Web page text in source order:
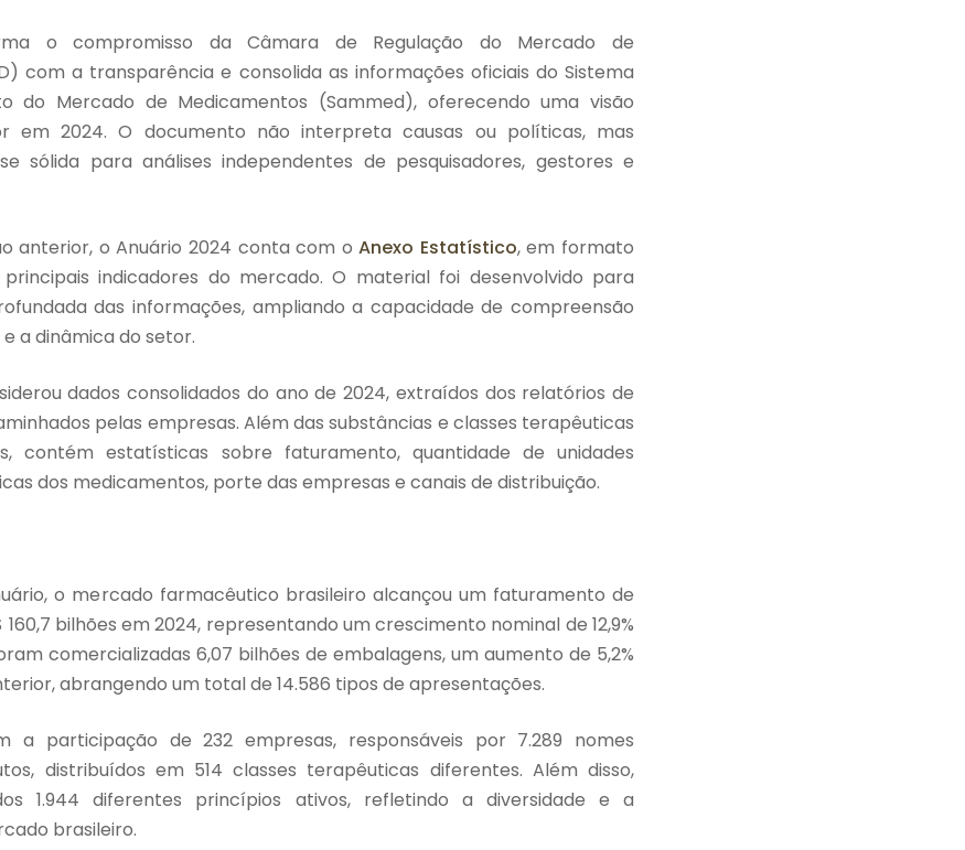
o compromisso da Câmara de Regulação do Mercado de
com a transparência e consolida as informações oficiais do Sistema
do Mercado de Medicamentos (Sammed), oferecendo uma visão
em 2024. O documento não interpreta causas ou políticas, mas
sólida para análises independentes de pesquisadores, gestores e
anterior, o Anuário 2024 conta com oAnexo Estatístico, em formato
principais indicadores do mercado. O material foi desenvolvido para
das informações, ampliando a capacidade de compreensão
a dinâmica do setor.
dados consolidados do ano de 2024, extraídos dos relatórios de
pelas empresas. Além das substâncias e classes terapêuticas
contém estatísticas sobre faturamento, quantidade de unidades
dos medicamentos, porte das empresas e canais de distribuição.
o mercado farmacêutico brasileiro alcançou um faturamento de
bilhões em 2024, representando um crescimento nominal de 12,9%
comercializadas 6,07 bilhões de embalagens, um aumento de 5,2%
abrangendo um total de 14.586 tipos de apresentações.
a participação de 232 empresas, responsáveis por 7.289 nomes
distribuídos em 514 classes terapêuticas diferentes. Além disso,
1.944 diferentes princípios ativos, refletindo a diversidade e a
brasileiro.